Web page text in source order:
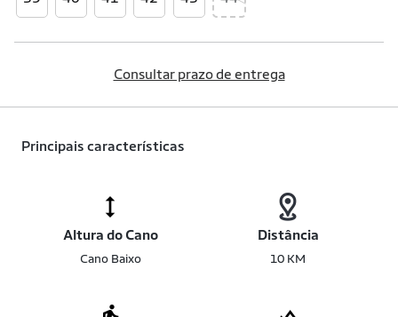
Consultar prazo de entrega
Principais características
Altura do Cano
Cano Baixo
Distância
10 KM